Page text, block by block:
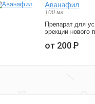
Аванафил
100 мг
Препарат для
эрекции нового
от 200Р